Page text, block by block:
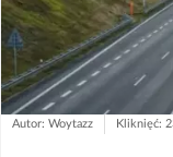
Autor: Woytazz Kliknięć: